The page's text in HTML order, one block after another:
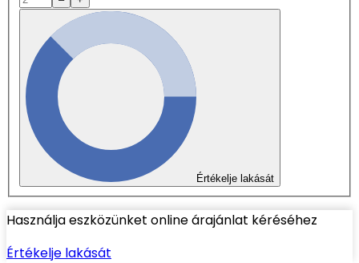
Értékelje lakását
Használja eszközünket online árajánlat kéréséhez
Értékelje lakását